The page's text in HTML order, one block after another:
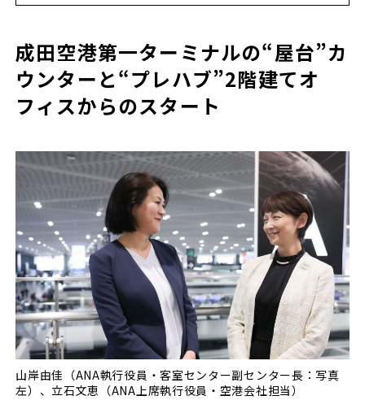
成田空港第一ターミナルの“屋台”カ
ウンターと“プレハブ”2階建てオ
フィスからのスタート
山岸由佳（ANA執行役員・客室センター副センター長：写真
左）、立石文恵（ANA上席執行役員・空港会社担当）